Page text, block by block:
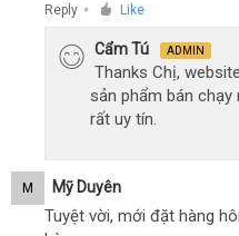
Reply ● Like
Cẩm Tú ADMIN
Thanks Chị,
sản phẩm bán
rất uy tín.
M Mỹ Duyên
Tuyệt vời, mới đặt hàng